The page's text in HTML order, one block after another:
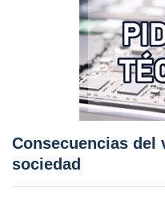
Consecuencias del
sociedad